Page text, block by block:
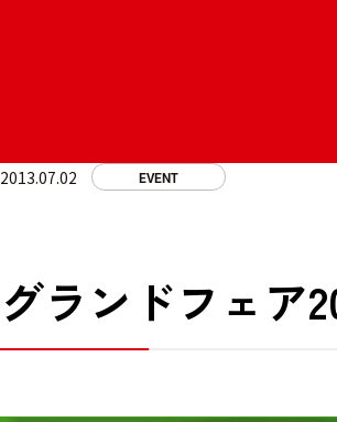
2013.07.02 EVENT
グランドフェア